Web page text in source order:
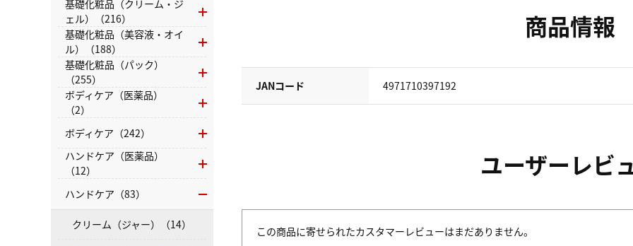
商品情報
JANコード 4971710397192
ユーザーレビ
この商品に寄せられたカスタマーレビューはまだありません。
基礎化粧品（クリーム・ジ
ェル）（216）
基礎化粧品（美容液・オイ
ル）（188）
基礎化粧品（パック）
（255）
ボディケア（医薬品）
（2）
ボディケア（242）
ハンドケア（医薬品）
（12）
ハンドケア（83）
クリーム（ジャー）（14）